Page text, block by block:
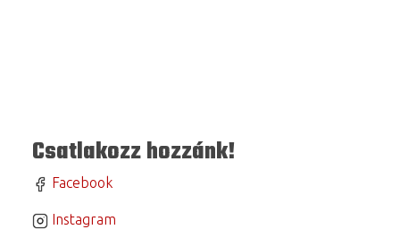
Csatlakozz hozzánk!
Facebook
Instagram